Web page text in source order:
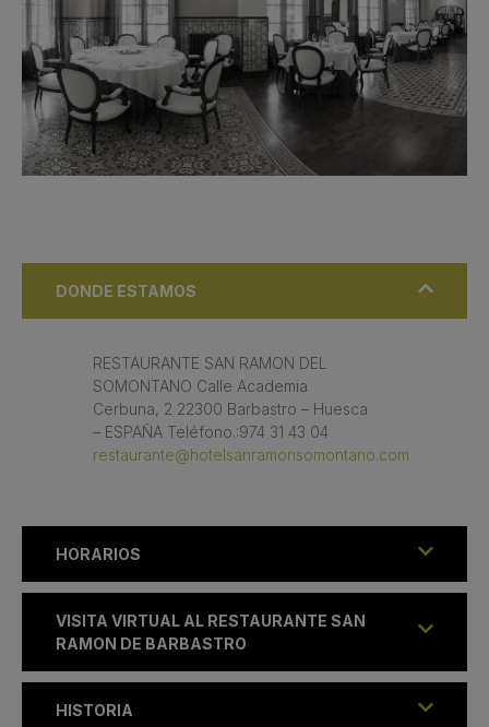
DONDE ESTAMOS
RESTAURANTE SAN RAMON DEL
SOMONTANO Calle Academia
Cerbuna, 2 22300 Barbastro – Huesca
– ESPAÑA Teléfono.:974 31 43 04
restaurante@hotelsanramonsomontano.com
HORARIOS
VISITA VIRTUAL AL RESTAURANTE SAN
RAMON DE BARBASTRO
HISTORIA